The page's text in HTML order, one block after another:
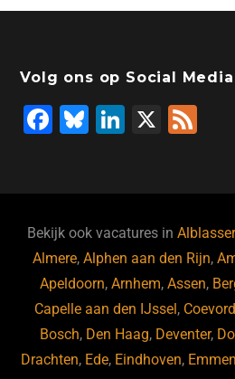
Volg ons op Social Media
F
b
o
o
k
Bl
ky
Li
dI
n
X
Bekijk ook vacatures in
Almere,Alphen aan den Rijn,
Apeldoorn,Arnhem,Assen,
Capelle aan den IJssel,
Bosch, Den Haag, Deventer,
Drachten, Ede, Eindhoven, Emmen